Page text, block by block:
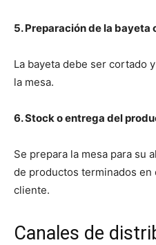
5. Preparación de la bayeta
La bayeta debe ser cortado
la mesa.
6. Stock o entrega del
Se prepara la mesa para su
de productos terminados en
cliente.
Canales de